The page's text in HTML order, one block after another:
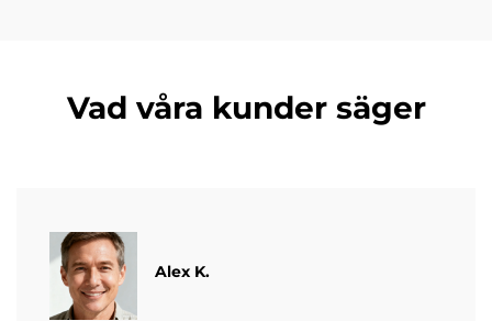
Vad våra kunder säger
Alex K.